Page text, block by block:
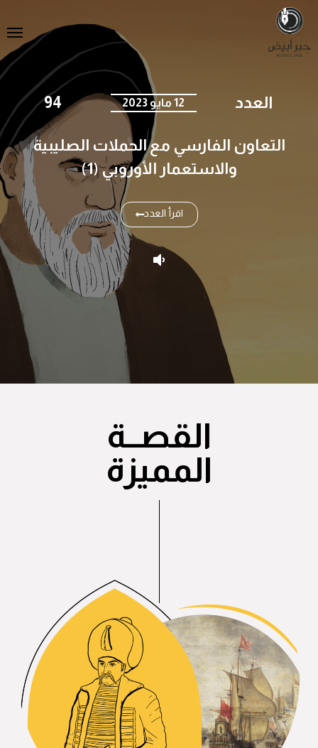
العدد 12 مايو 2023 94
التعاون الفارسي مع الحملات الصليبية
والاستعمار الأوروبي (1)
اقرأ العدد
القصــة
المميزة